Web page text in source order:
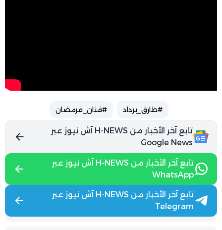
#طارق_برداد #فنان_فرمضان
تابع آخر الأخبار من H-NEWS آش نيوز عبر
Google News
تابع آخر الأخبار من H-NEWS آش نيوز عبر
WhatsApp
تابع آخر الأخبار من H-NEWS آش نيوز عبر
Telegram